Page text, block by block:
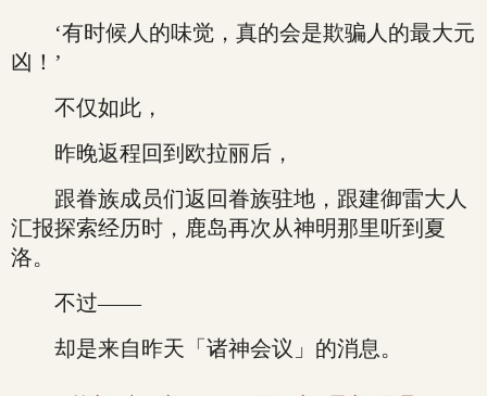
‘有时候人的味觉，真的会是欺骗人的最大元
凶！’
不仅如此，
昨晚返程回到欧拉丽后，
跟眷族成员们返回眷族驻地，跟建御雷大人
汇报探索经历时，鹿岛再次从神明那里听到夏
洛。
不过——
却是来自昨天「诸神会议」的消息。